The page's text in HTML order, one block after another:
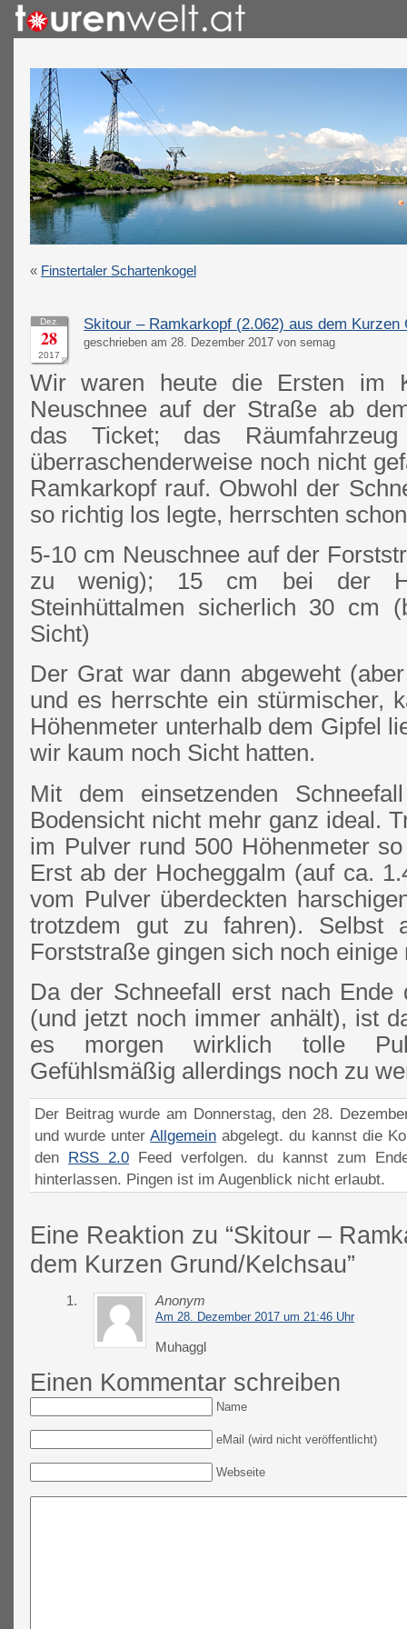
« Finstertaler Schartenkogel
Dez.
28
2017
Skitour – Ramkarkopf (2.062) aus dem Kurzen
geschrieben am 28. Dezember 2017 von semag
Wir waren heute die Ersten im
Neuschnee auf der Straße ab
das Ticket; das
überraschenderweise noch nicht
Ramkarkopf rauf. Obwohl der
so richtig los legte, herrschten
5-10 cm Neuschnee auf der
zu wenig); 15 cm bei der
Steinhüttalmen sicherlich 30 cm
Sicht)
Der Grat war dann abgeweht
und es herrschte ein stürmischer,
Höhenmeter unterhalb dem Gipfel
wir kaum noch Sicht hatten.
Mit dem einsetzenden
Bodensicht nicht mehr ganz ideal.
im Pulver rund 500 Höhenmeter
Erst ab der Hocheggalm (auf ca.
vom Pulver überdeckten
trotzdem gut zu fahren). Selbst
Forststraße gingen sich noch einige
Da der Schneefall erst nach Ende
(und jetzt noch immer anhält), ist
es morgen wirklich tolle
Gefühlsmäßig allerdings noch zu
Der Beitrag wurde am Donnerstag, den 28.
und wurde unterAllgemein abgelegt. du kannst die
den RSS 2.0 Feed verfolgen. du kannst zum
hinterlassen. Pingen ist im Augenblick nicht erlaubt.
Eine Reaktion zu “Skitour –
dem Kurzen Grund/Kelchsau”
1. Anonym
Am 28. Dezember 2017 um 21:46 Uhr
Muhaggl
Einen Kommentar schreiben
Name
eMail (wird nicht veröffentlicht)
Webseite